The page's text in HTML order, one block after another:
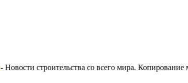
- Новости строительства со всего мира. Копирование